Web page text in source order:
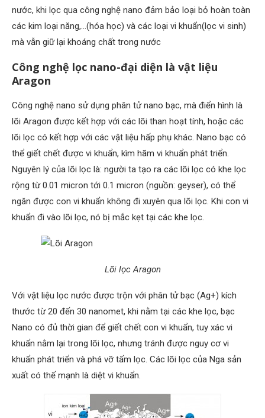
nước, khi lọc qua công nghệ nano đảm bảo loại bỏ hoàn toàn
các kim loại năng,…(hóa học) và các loại vi khuẩn(lọc vi sinh)
mà vẫn giữ lại khoáng chất trong nước
Công nghệ lọc nano-đại diện là vật liệu
Aragon
Công nghệ nano sử dụng phân tử nano bạc, mà điển hình là
lõi Aragon được kết hợp với các lõi than hoạt tính, hoặc các
lõi lọc có kết hợp với các vật liệu hấp phụ khác. Nano bạc có
thể giết chết được vi khuẩn, kìm hãm vi khuẩn phát triển.
Nguyên lý của lõi lọc là: người ta tạo ra các lõi lọc có khe lọc
rộng từ 0.01 micron tới 0.1 micron (nguồn: geyser), có thể
ngăn được con vi khuẩn không đi xuyên qua lõi lọc. Khi con vi
khuẩn đi vào lõi lọc, nó bị mắc kẹt tại các khe lọc.
Lõi lọc Aragon
Với vật liệu lọc nước được trộn với phân tử bạc (Ag+) kích
thước từ 20 đến 30 nanomet, khi nằm tại các khe lọc, bạc
Nano có đủ thời gian để giết chết con vi khuẩn, tuy xác vi
khuẩn nằm lại trong lõi lọc, nhưng tránh được nguy cơ vi
khuẩn phát triển và phá vỡ tấm lọc. Các lõi lọc của Nga sản
xuất có thế mạnh là diệt vi khuẩn.